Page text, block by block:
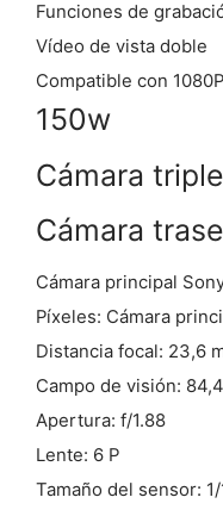
Funciones de
Vídeo de vista doble
Compatible con
150w
Cámara
Cámara
Cámara principal
Píxeles: Cámara
Distancia focal: 23,6
Campo de visión:
Apertura: f/1.88
Lente: 6 P
Tamaño del sensor: 1/